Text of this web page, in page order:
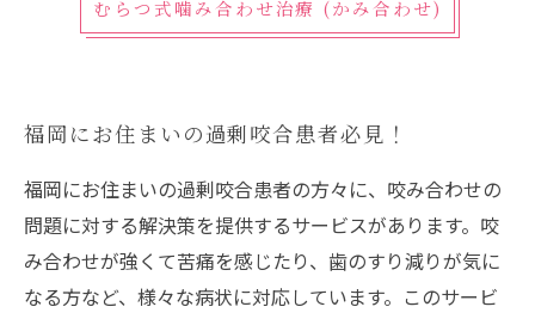
むらつ式噛み合わせ治療 (かみ合わせ)
福岡にお住まいの過剰咬合患者必見！
福岡にお住まいの過剰咬合患者の方々に、咬み合わせの
問題に対する解決策を提供するサービスがあります。咬
み合わせが強くて苦痛を感じたり、歯のすり減りが気に
なる方など、様々な病状に対応しています。このサービ